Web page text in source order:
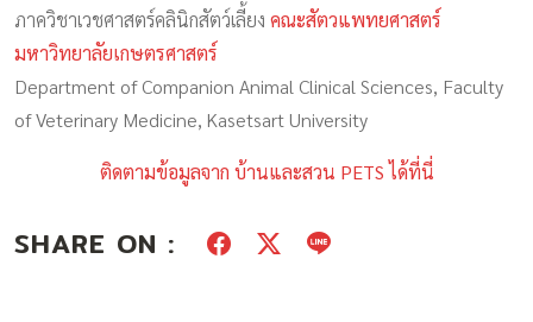
ภาควิชาเวชศาสตร์คลินิกสัตว์เลี้ยง คณะสัตวแพทยศาสตร์
มหาวิทยาลัยเกษตรศาสตร์
Department of Companion Animal Clinical Sciences, Faculty
of Veterinary Medicine, Kasetsart University
ติดตามข้อมูลจาก บ้านและสวน PETS ได้ที่นี่
SHARE ON :